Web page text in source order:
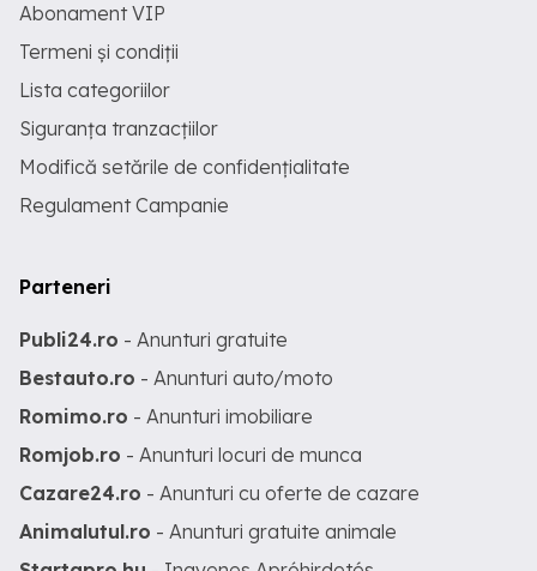
Abonament VIP
Termeni și condiții
Lista categoriilor
Siguranța tranzacțiilor
Modifică setările de confidențialitate
Regulament Campanie
Parteneri
Publi24.ro - Anunturi gratuite
Bestauto.ro - Anunturi auto/moto
Romimo.ro - Anunturi imobiliare
Romjob.ro - Anunturi locuri de munca
Cazare24.ro - Anunturi cu oferte de cazare
Animalutul.ro - Anunturi gratuite animale